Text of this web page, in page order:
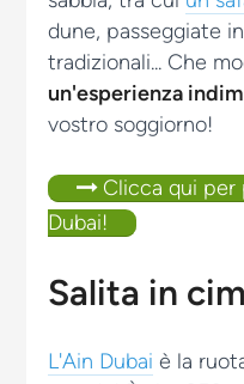
dune, passeggiate
tradizionali... Che
un'esperienza
vostro soggiorno!
Clicca qui per
Dubai!
Salita in
L'Ain Dubai è la